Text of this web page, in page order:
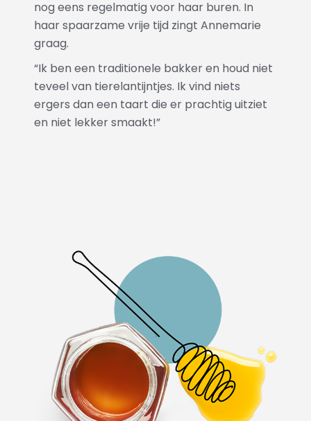
nog eens regelmatig voor haar buren. In
haar spaarzame vrije tijd zingt Annemarie
graag.
“Ik ben een traditionele bakker en houd niet
teveel van tierelantijntjes. Ik vind niets
ergers dan een taart die er prachtig uitziet
en niet lekker smaakt!”